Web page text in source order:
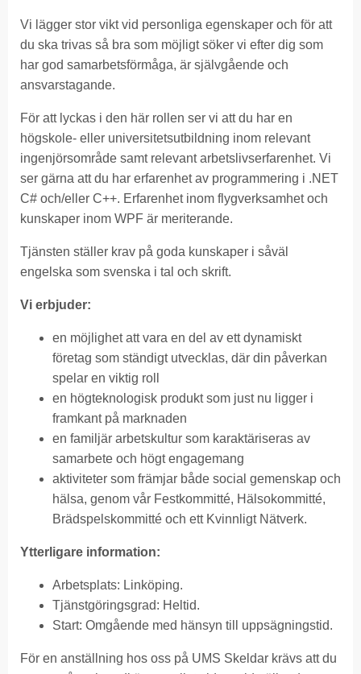
Vi lägger stor vikt vid personliga egenskaper och för att
du ska trivas så bra som möjligt söker vi efter dig som
har god samarbetsförmåga, är självgående och
ansvarstagande.
För att lyckas i den här rollen ser vi att du har en
högskole- eller universitetsutbildning inom relevant
ingenjörsområde samt relevant arbetslivserfarenhet. Vi
ser gärna att du har erfarenhet av programmering i .NET
C# och/eller C++. Erfarenhet inom flygverksamhet och
kunskaper inom WPF är meriterande.
Tjänsten ställer krav på goda kunskaper i såväl
engelska som svenska i tal och skrift.
Vi erbjuder:
en möjlighet att vara en del av ett dynamiskt
företag som ständigt utvecklas, där din påverkan
spelar en viktig roll
en högteknologisk produkt som just nu ligger i
framkant på marknaden
en familjär arbetskultur som karaktäriseras av
samarbete och högt engagemang
aktiviteter som främjar både social gemenskap och
hälsa, genom vår Festkommitté, Hälsokommitté,
Brädspelskommitté och ett Kvinnligt Nätverk.
Ytterligare information:
Arbetsplats: Linköping.
Tjänstgöringsgrad: Heltid.
Start: Omgående med hänsyn till uppsägningstid.
För en anställning hos oss på UMS Skeldar krävs att du